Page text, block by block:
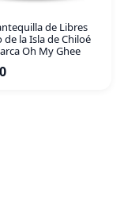
para
en una sola
alta o máxima
de Libres
de la Isla de Chiloé
Oh My Ghee